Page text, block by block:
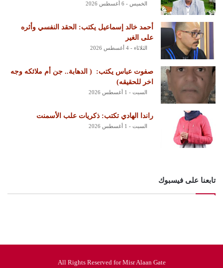
الخميس - 6 أغسطس 2026
أحمد خالد إسماعيل يكتب: الحقد النفسي وأثره
على الغير
الثلاثاء - 4 أغسطس 2026
‏صفوت عباس يكتب: ‏ ‏( الدهابة.. جن أم ملائكه وجه
اخر للحقيقه)
السبت - 1 أغسطس 2026
راندا الهادي تكتب: ذكريات علب الأسمنت
السبت - 1 أغسطس 2026
تابعنا على فيسبوك
All Rights Reserved for Misr Alaan Gate